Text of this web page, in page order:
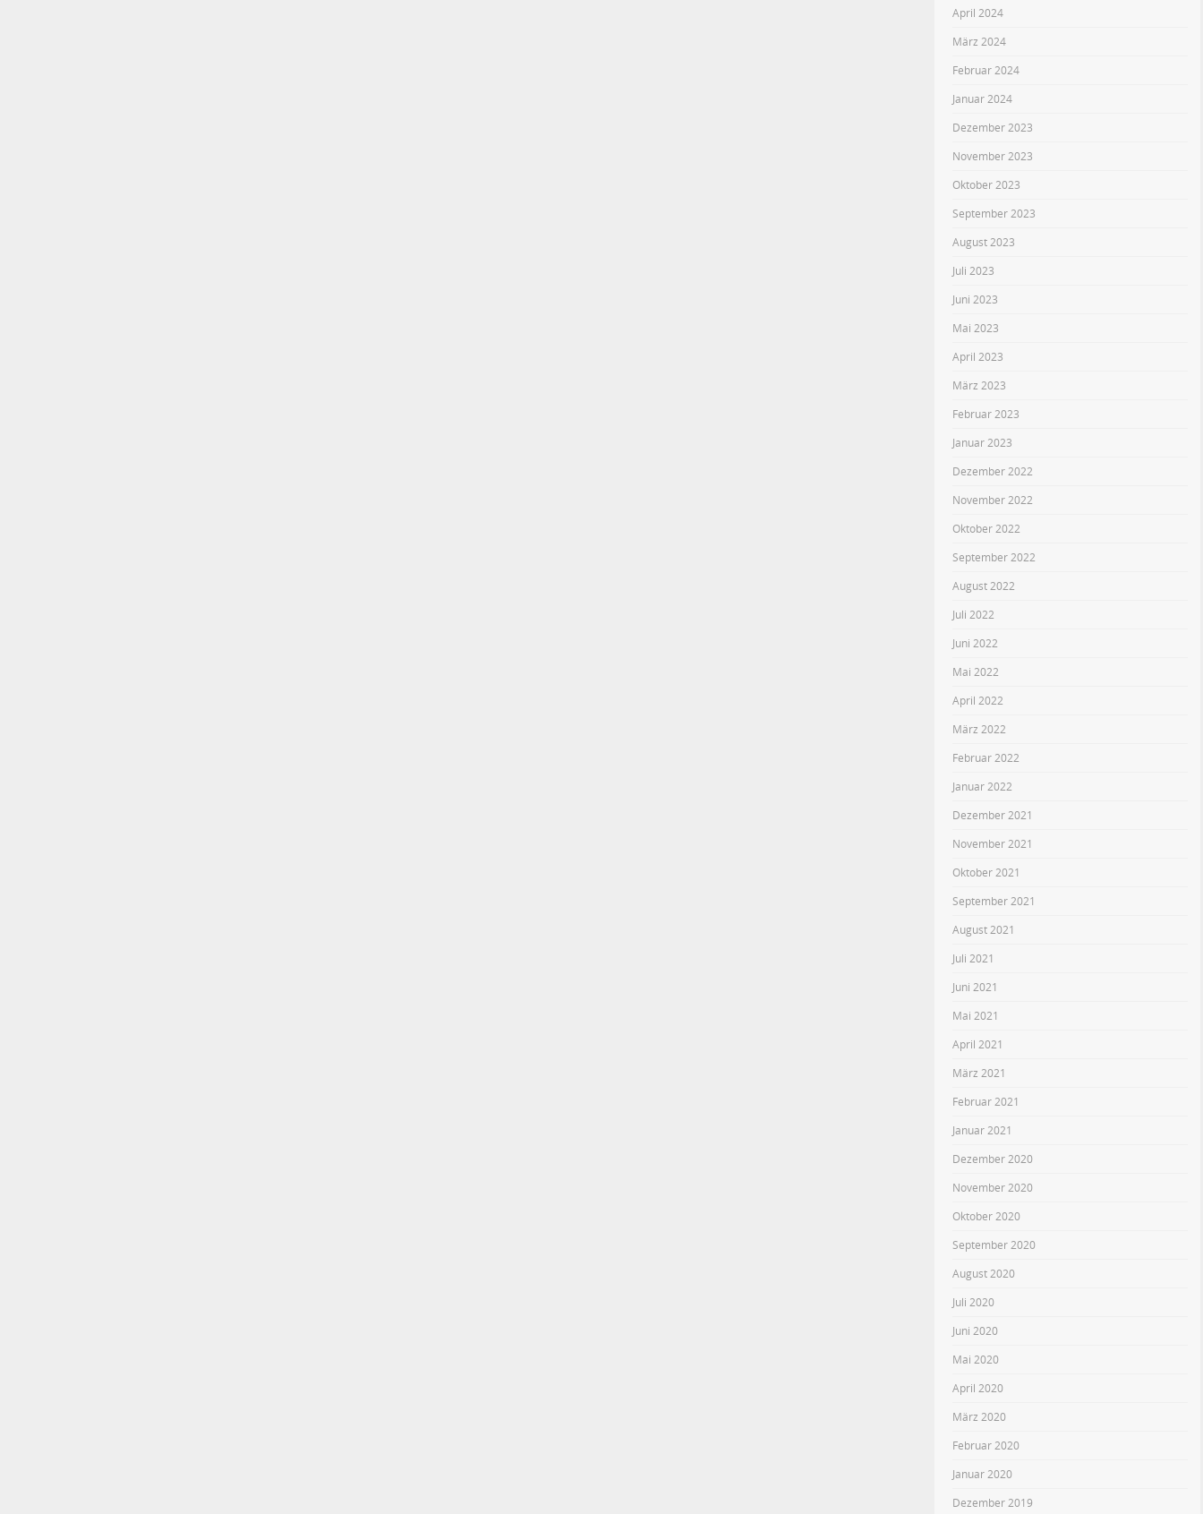
April 2024
März 2024
Februar 2024
Januar 2024
Dezember 2023
November 2023
Oktober 2023
September 2023
August 2023
Juli 2023
Juni 2023
Mai 2023
April 2023
März 2023
Februar 2023
Januar 2023
Dezember 2022
November 2022
Oktober 2022
September 2022
August 2022
Juli 2022
Juni 2022
Mai 2022
April 2022
März 2022
Februar 2022
Januar 2022
Dezember 2021
November 2021
Oktober 2021
September 2021
August 2021
Juli 2021
Juni 2021
Mai 2021
April 2021
März 2021
Februar 2021
Januar 2021
Dezember 2020
November 2020
Oktober 2020
September 2020
August 2020
Juli 2020
Juni 2020
Mai 2020
April 2020
März 2020
Februar 2020
Januar 2020
Dezember 2019